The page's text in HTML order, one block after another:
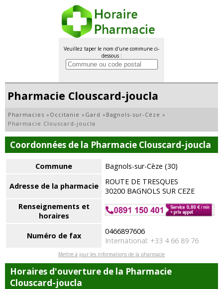
Veuillez taper le nom d'une commune ci-
dessous :
Pharmacie Clouscard-joucla
Pharmacies » Occitanie » Gard » Bagnols-sur-Cèze »
Pharmacie Clouscard-joucla
Coordonnées de la Pharmacie Clouscard-joucla
Commune Bagnols-sur-Cèze (30)
Adresse de la pharmacie
ROUTE DE TRESQUES
30200 BAGNOLS SUR CEZE
Renseignements et
horaires
Numéro de fax
0466897606
International: +33 4 66 89 76
Mettre à jour les informations de la pharmacie
Horaires d'ouverture de la Pharmacie
Clouscard-joucla